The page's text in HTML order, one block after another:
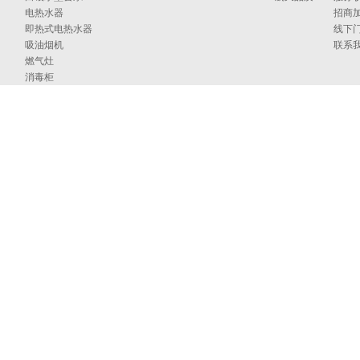
电热水器
即热式电热水器
吸油烟机
燃气灶
消毒柜
招商
线下
联系